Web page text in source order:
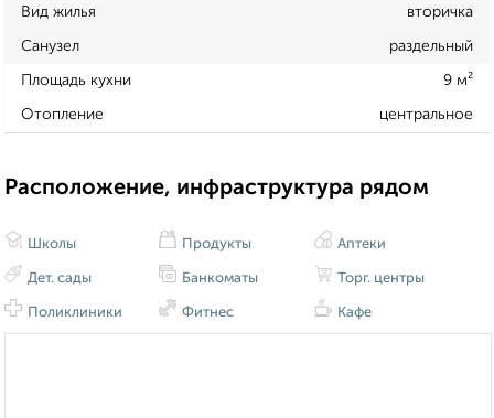
Вид жилья вторичка
Санузел раздельный
Площадь кухни 9 м²
Отопление центральное
Расположение, инфраструктура рядом
Школы
Дет. сады
Поликлиники
Продукты
Банкоматы
Фитнес
Аптеки
Торг. центры
Кафе